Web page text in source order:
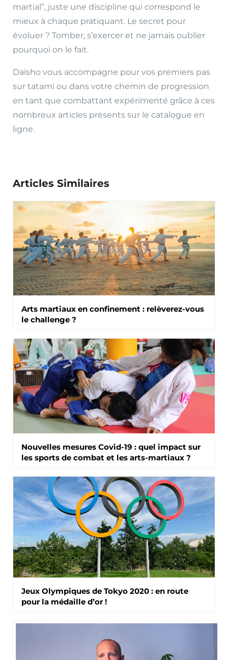
martial”, juste une discipline qui correspond le
mieux à chaque pratiquant. Le secret pour
évoluer ? Tomber, s’exercer et ne jamais oublier
pourquoi on le fait.
Daisho vous accompagne pour vos premiers pas
sur tatami ou dans votre chemin de progression
en tant que combattant expérimenté grâce à ces
nombreux articles présents sur le catalogue en
ligne.
Articles Similaires
Arts martiaux en confinement : relèverez-vous
le challenge ?
Nouvelles mesures Covid-19 : quel impact sur
les sports de combat et les arts-martiaux ?
Jeux Olympiques de Tokyo 2020 : en route
pour la médaille d’or !